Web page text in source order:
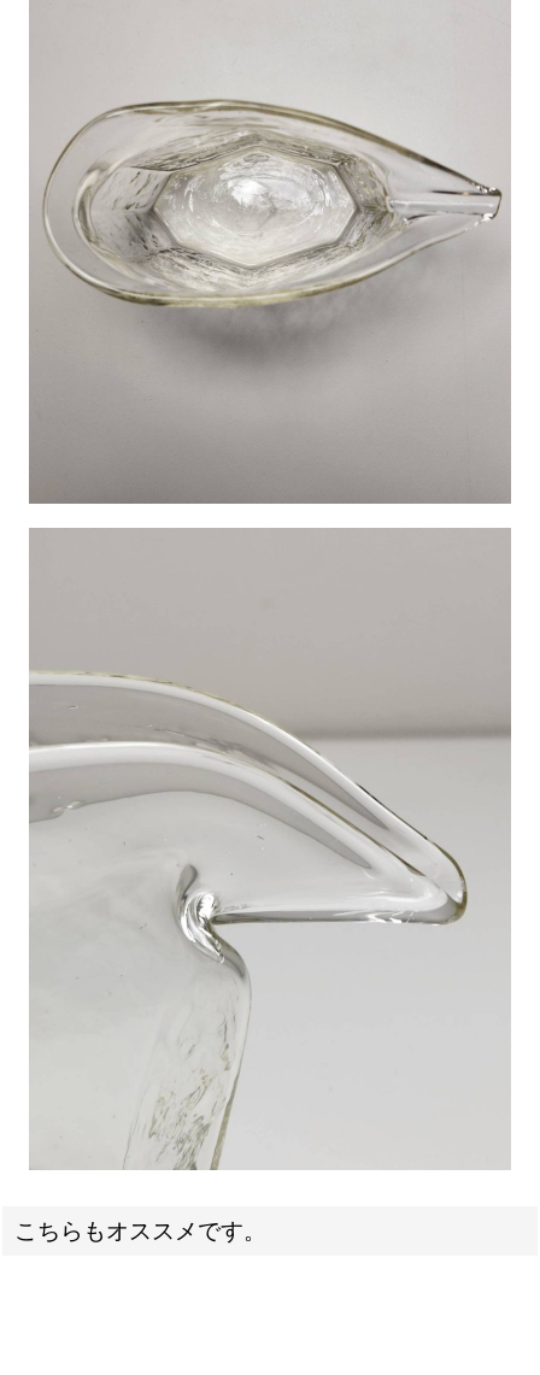
こちらもオススメです。